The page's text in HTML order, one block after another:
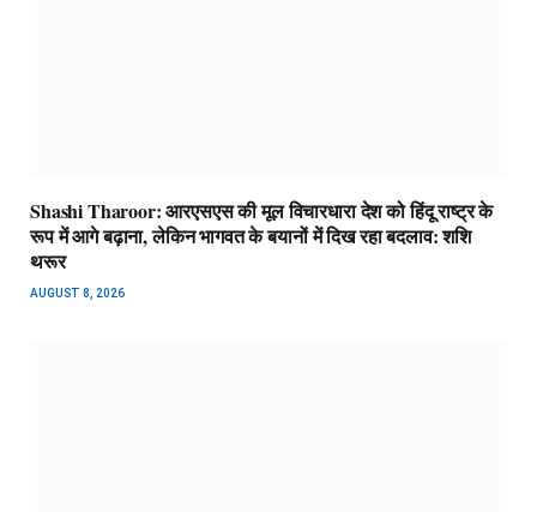
Shashi Tharoor: आरएसएस की मूल विचारधारा देश को हिंदू राष्ट्र के
रूप में आगे बढ़ाना, लेकिन भागवत के बयानों में दिख रहा बदलाव: शशि
थरूर
AUGUST 8, 2026